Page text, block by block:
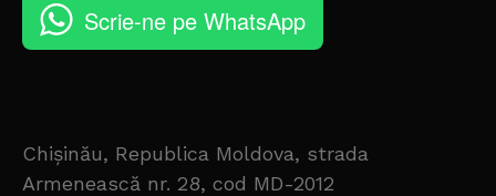
Scrie-ne pe WhatsApp
Chișinău, Republica Moldova, strada
Armenească nr. 28, cod MD-2012